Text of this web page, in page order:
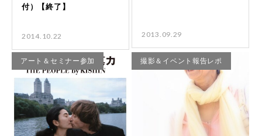
2014.10.22 2013.09.29
アート＆セミナー参加 撮影＆イベント報告レポ